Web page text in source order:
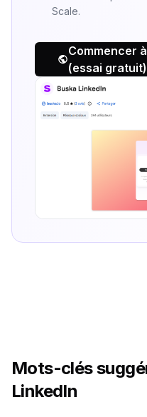
Scale.
Commencer
(essai gratuit)
Mots-clés
LinkedIn